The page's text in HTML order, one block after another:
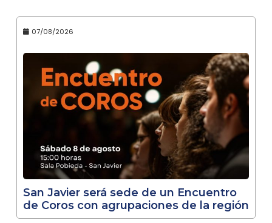
07/08/2026
San Javier será sede de un Encuentro
de Coros con agrupaciones de la región